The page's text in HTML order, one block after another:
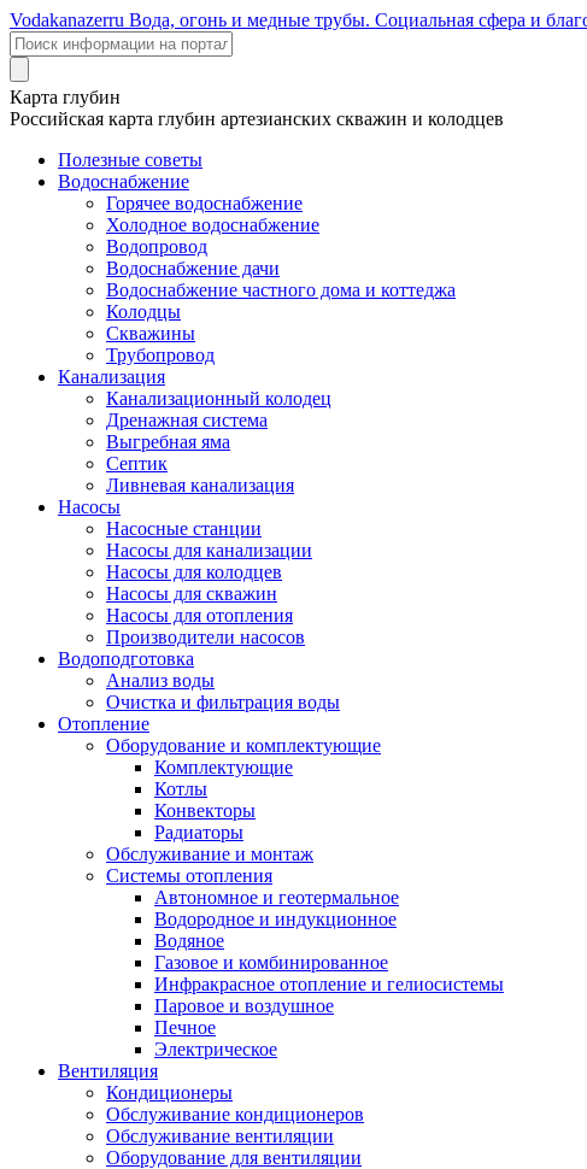
Vodakanazerru Вода, огонь и медные трубы. Социальная сфера и
Карта глубин
Российская карта глубин артезианских скважин и колодцев
Полезные советы
Водоснабжение
Горячее водоснабжение
Холодное водоснабжение
Водопровод
Водоснабжение дачи
Водоснабжение частного дома и коттеджа
Колодцы
Скважины
Трубопровод
Канализация
Канализационный колодец
Дренажная система
Выгребная яма
Септик
Ливневая канализация
Насосы
Насосные станции
Насосы для канализации
Насосы для колодцев
Насосы для скважин
Насосы для отопления
Производители насосов
Водоподготовка
Анализ воды
Очистка и фильтрация воды
Отопление
Оборудование и комплектующие
Комплектующие
Котлы
Конвекторы
Радиаторы
Обслуживание и монтаж
Системы отопления
Автономное и геотермальное
Водородное и индукционное
Водяное
Газовое и комбинированное
Инфракрасное отопление и гелиосистемы
Паровое и воздушное
Печное
Электрическое
Вентиляция
Кондиционеры
Обслуживание кондиционеров
Обслуживание вентиляции
Оборудование для вентиляции